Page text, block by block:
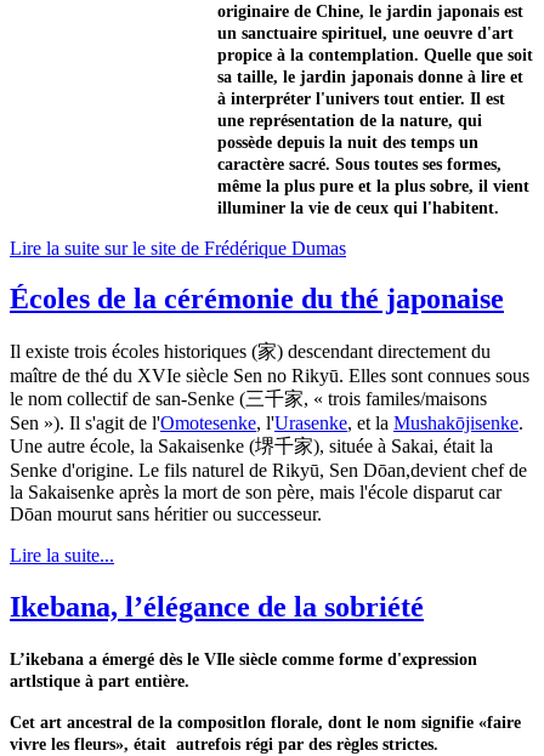
originaire de Chine, le jardin japonais est
un sanctuaire spirituel, une oeuvre d'art
propice à la contemplation. Quelle que soit
sa taille, le jardin japonais donne à lire et
à interpréter l'univers tout entier. Il est
une représentation de la nature, qui
possède depuis la nuit des temps un
caractère sacré. Sous toutes ses formes,
même la plus pure et la plus sobre, il vient
illuminer la vie de ceux qui l'habitent.
Lire la suite sur le site de Frédérique Dumas
Écoles de la cérémonie du thé japonaise
Il existe trois écoles historiques (家) descendant directement du
maître de thé du XVIe siècle Sen no Rikyū. Elles sont connues sous
le nom collectif de san-Senke (三千家, « trois familes/maisons
Sen »). Il s'agit de l'Omotesenke, l'Urasenke, et la Mushakōjisenke.
Une autre école, la Sakaisenke (堺千家), située à Sakai, était la
Senke d'origine. Le fils naturel de Rikyū, Sen Dōan,devient chef de
la Sakaisenke après la mort de son père, mais l'école disparut car
Dōan mourut sans héritier ou successeur.
Lire la suite...
Ikebana, l’élégance de la sobriété
L’ikebana a émergé dès le VIle siècle comme forme d'expression
artlstique à part entière.
Cet art ancestral de la compositlon florale, dont le nom signifie «faire
vivre les fleurs», était autrefois régi par des règles strictes.